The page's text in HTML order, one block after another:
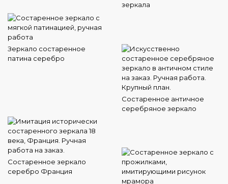
зеркала
Зеркало состаренное
патина серебро
Состаренное античное
серебряное зеркало
Состаренное зеркало
серебро Франция